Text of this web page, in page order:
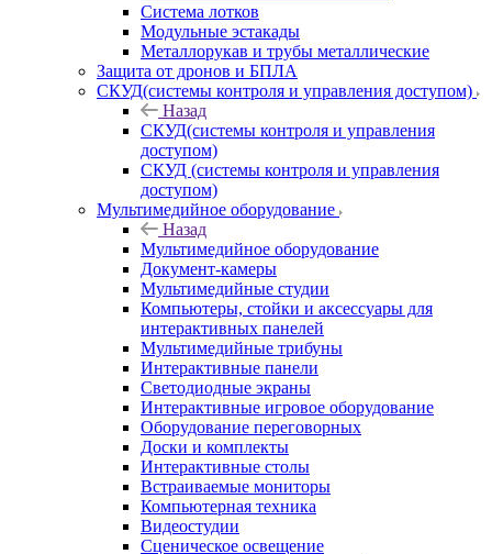
Система лотков
Модульные эстакады
Металлорукав и трубы металлические
Защита от дронов и БПЛА
СКУД(системы контроля и управления доступом)
Назад
СКУД(системы контроля и управления
доступом)
СКУД (системы контроля и управления
доступом)
Мультимедийное оборудование
Назад
Мультимедийное оборудование
Документ-камеры
Мультимедийные студии
Компьютеры, стойки и аксессуары для
интерактивных панелей
Мультимедийные трибуны
Интерактивные панели
Светодиодные экраны
Интерактивные игровое оборудование
Оборудование переговорных
Доски и комплекты
Интерактивные столы
Встраиваемые мониторы
Компьютерная техника
Видеостудии
Cценическое освещение